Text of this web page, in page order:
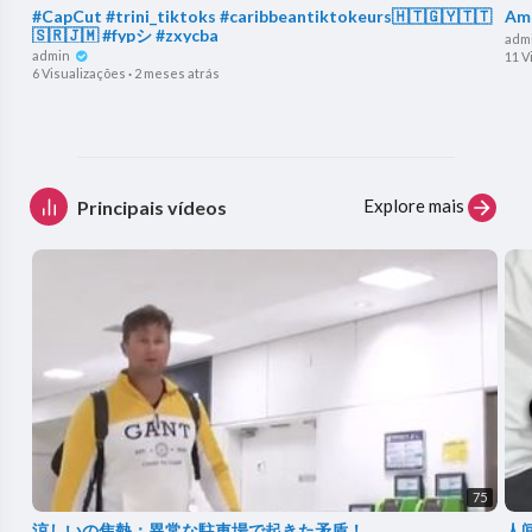
#CapCut #trini_tiktoks #caribbeantiktokeurs🇭🇹🇬🇾🇹🇹
🇸🇷🇯🇲 #fypシ #zxycba
admin
6 Visualizações · 2 meses atrás
11
Principais vídeos Explore mais
75